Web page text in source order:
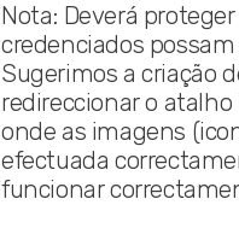
Nota: Deverá
credenciados possam
Sugerimos a criação
redireccionar o
onde as imagens
efectuada
funcionar